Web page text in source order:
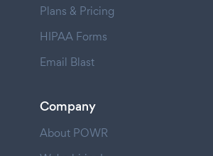
Plans & Pricing
HIPAA Forms
Email Blast
Company
About POWR